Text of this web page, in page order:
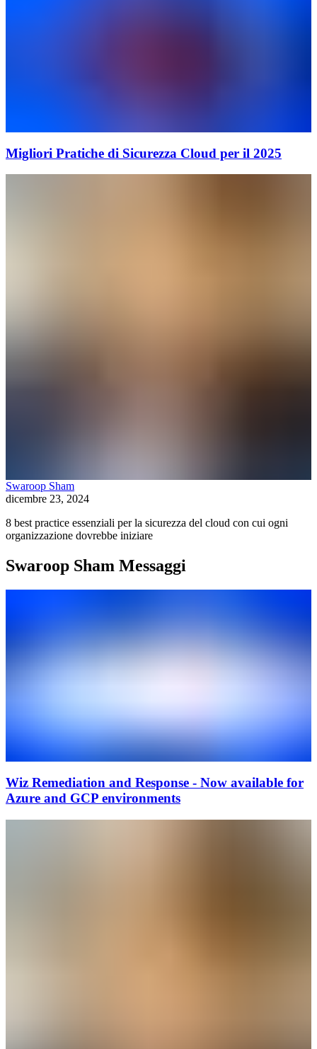
Migliori Pratiche di Sicurezza Cloud per il 2025
Swaroop Sham
dicembre 23, 2024
8 best practice essenziali per la sicurezza del cloud con cui ogni
organizzazione dovrebbe iniziare
Swaroop Sham Messaggi
Wiz Remediation and Response - Now available for
Azure and GCP environments